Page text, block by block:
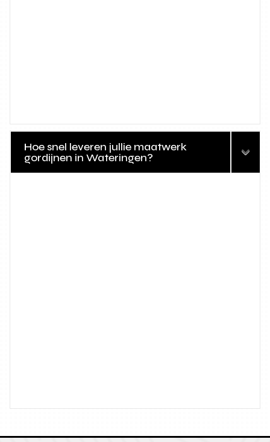
Hoe snel leveren jullie maatwerk
gordijnen in Wateringen?